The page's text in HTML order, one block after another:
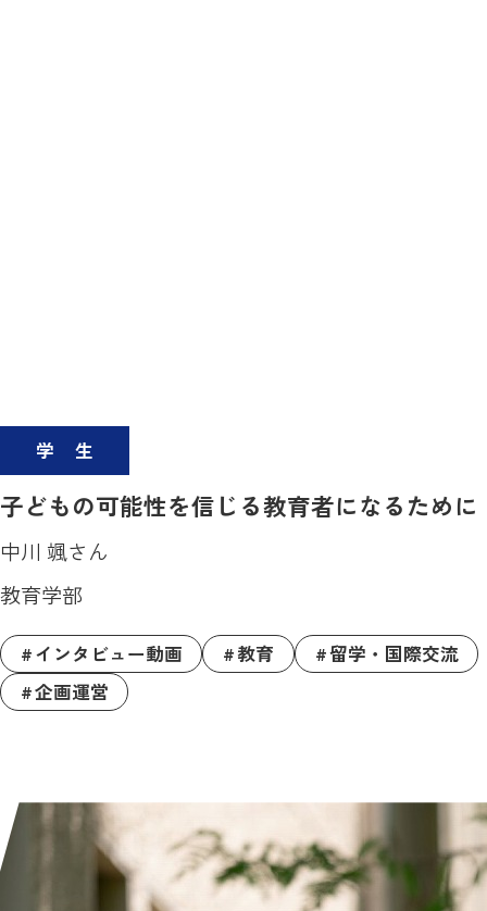
学生
子どもの可能性を信じる教育者になるために
中川 颯さん
教育学部
インタビュー動画 教育
留学・国際交流
企画運営